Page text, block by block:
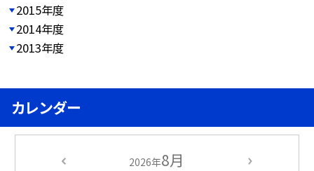
2015年度
2014年度
2013年度
カレンダー
2026年8月